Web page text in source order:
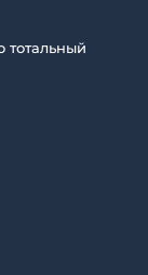
тотальный